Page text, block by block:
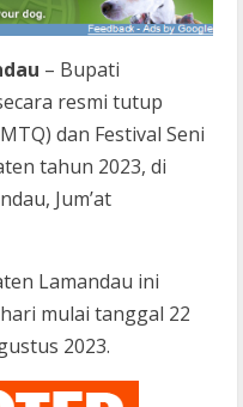
– Bupati
resmi tutup
dan Festival Seni
tahun 2023, di
Jum’at
Lamandau ini
mulai tanggal 22
2023.